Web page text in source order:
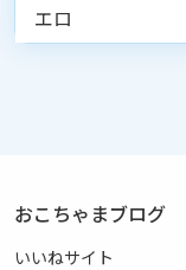
エロ
おこちゃまブログ
いいねサイト